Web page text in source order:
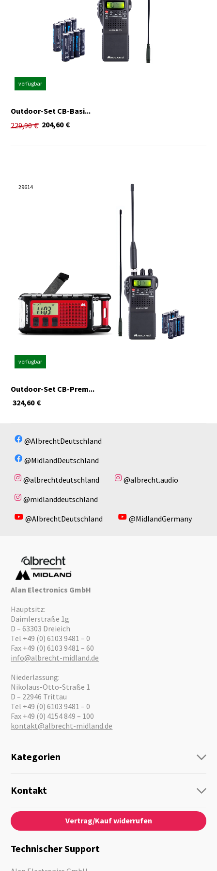
Abmessungen (BxTxH): 48 x 40* x 142mm (*inkl. Gürtelclip)
Gewicht: 92g / Gerät (ohne Batterien)
Lieferumfang: 1 x DR114
verfügbar
Outdoor-Set CB-Basi...
229,90 € €
204,60
29614
verfügbar
Outdoor-Set CB-Prem...
€
324,60
@AlbrechtDeutschland
@MidlandDeutschland
@albrechtdeutschland
@albrecht.audio
@midlanddeutschland
@AlbrechtDeutschland
@MidlandGermany
Alan Electronics GmbH
Hauptsitz:
Daimlerstraße 1g
D – 63303 Dreieich
Tel +49 (0) 6103 9481 – 0
Fax +49 (0) 6103 9481 – 60
info@albrecht-midland.de
Niederlassung:
Nikolaus-Otto-Straße 1
D – 22946 Trittau
Tel +49 (0) 6103 9481 – 0
Fax +49 (0) 4154 849 – 100
kontakt@albrecht-midland.de
Kategorien
Personenführung
Audio
Notfallvorsorge
Motorrad
Kontakt
Kontaktformular
Über Uns
News
Kataloge
Vertrag/Kauf widerrufen
Technischer Support